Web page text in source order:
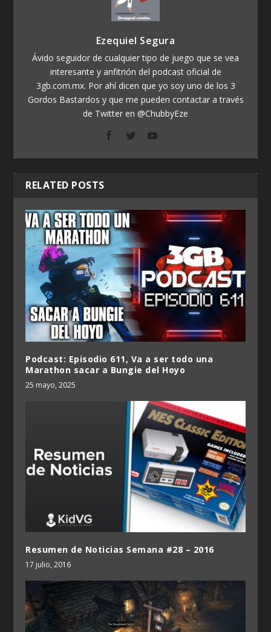
Ezequiel Segura
Ávido seguidor de cualquier tipo de juego que se vea
interesante y anfitrión del podcast oficial de
3gb.com.mx. Por ahí dicen que yo soy uno de los 3
Gordos Bastardos y que me pueden contactar a través
de Twitter en @ChubbyEze
RELATED POSTS
Podcast: Episodio 611, Va a ser todo una
Marathon sacar a Bungie del Hoyo
25 mayo, 2025
Resumen de Noticias Semana #28 – 2016
17 julio, 2016